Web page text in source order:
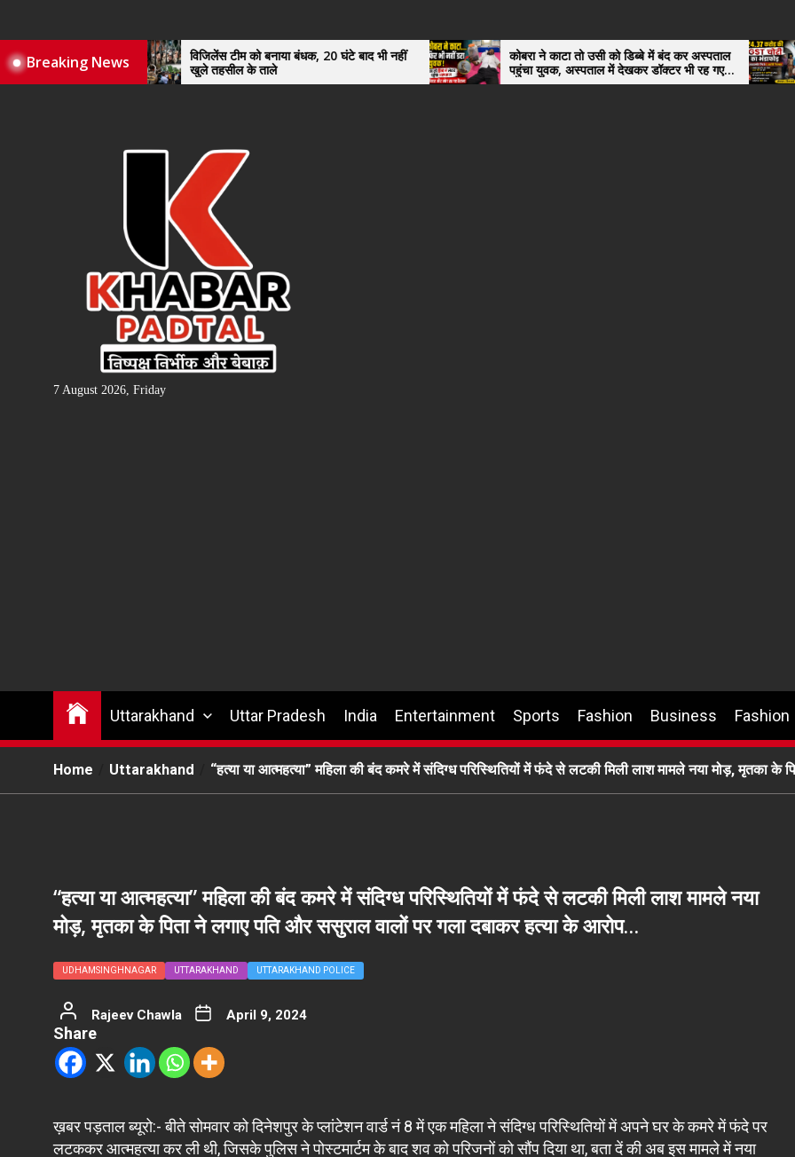
the
content
Breaking Newsविजिलेंस टीम को बनाया बंधक, 20 घंटे बाद भी नहीं
खुले तहसील के ताले
कोबरा ने काटा तो उसी को डिब्बे में बंद कर अस्पताल
पहुंचा युवक, अस्पताल में देखकर डॉक्टर भी रह गए
हैरान
4.37
नगर के,
7 August 2026, Friday
Uttarakhand Uttar Pradesh India Entertainment Sports Fashion Business Fashion
Home Uttarakhand “हत्या या आत्महत्या” महिला की बंद कमरे में संदिग्ध परिस्थितियों में फंदे से लटकी मिली लाश मामले नया मोड़, मृतका
“हत्या या आत्महत्या” महिला की बंद कमरे में संदिग्ध परिस्थितियों में फंदे से लटकी मिली लाश मामले नया
मोड़, मृतका के पिता ने लगाए पति और ससुराल वालों पर गला दबाकर हत्या के आरोप…
UDHAMSINGHNAGAR UTTARAKHAND UTTARAKHAND POLICE
Rajeev Chawla April 9, 2024
Share
ख़बर पड़ताल ब्यूरो:- बीते सोमवार को दिनेशपुर के प्लांटेशन वार्ड नं 8 में एक महिला ने संदिग्ध परिस्थितियों में अपने घर के कमरे में फंदे पर
लटककर आत्महत्या कर ली थी, जिसके पुलिस ने पोस्टमार्टम के बाद शव को परिजनों को सौंप दिया था, बता दें की अब इस मामले में नया